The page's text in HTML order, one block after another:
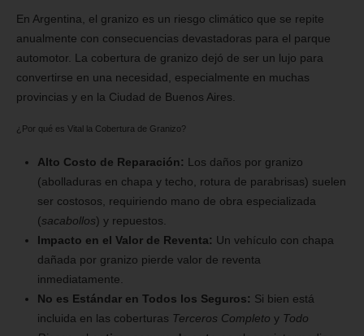
En Argentina, el granizo es un riesgo climático que se repite
anualmente con consecuencias devastadoras para el parque
automotor. La cobertura de granizo dejó de ser un lujo para
convertirse en una necesidad, especialmente en muchas
provincias y en la Ciudad de Buenos Aires.
¿Por qué es Vital la Cobertura de Granizo?
Alto Costo de Reparación: Los daños por granizo
(abolladuras en chapa y techo, rotura de parabrisas) suelen
ser costosos, requiriendo mano de obra especializada
(sacabollos) y repuestos.
Impacto en el Valor de Reventa: Un vehículo con chapa
dañada por granizo pierde valor de reventa
inmediatamente.
No es Estándar en Todos los Seguros: Si bien está
incluida en las coberturas Terceros Completo y Todo